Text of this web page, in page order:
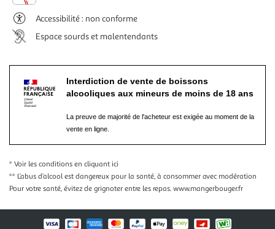
Accessibilité : non conforme
Espace sourds et malentendants
Interdiction de vente de boissons
alcooliques aux mineurs de moins de 18 ans
La preuve de majorité de l'acheteur est exigée au moment de la
vente en ligne.
* Voir les conditions en cliquant ici
** L’abus d’alcool est dangereux pour la santé, à consommer avec modération
Pour votre santé, évitez de grignoter entre les repas. www.mangerbouger.fr